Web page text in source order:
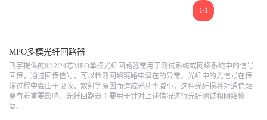
1/1
MPO多模光纤回路器
飞宇提供的8/12/24芯MPO单模光纤回路器常用于测试系统或网络系统中的信号
回传，通过回传信号，可以检测网络链路中潜在的异常。光纤中的光信号在传
输过程中会由于吸收、散射等原因而造成光功率减小，这种光纤损耗对通信距
离有着重要影响，光纤回路器主要用于针对上述情况进行光纤测试和网络修
复。